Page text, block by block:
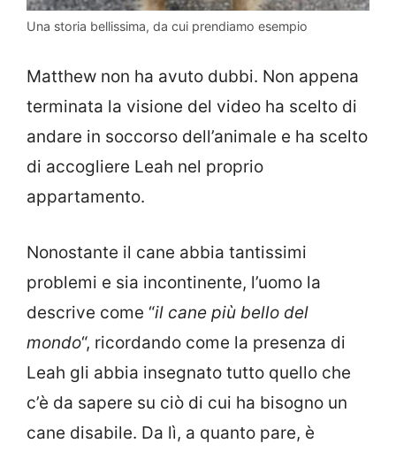
Una storia bellissima, da cui prendiamo esempio
Matthew non ha avuto dubbi. Non appena
terminata la visione del video ha scelto di
andare in soccorso dell’animale e ha scelto
di accogliere Leah nel proprio
appartamento.
Nonostante il cane abbia tantissimi
problemi e sia incontinente, l’uomo la
descrive come “il cane più bello del
mondo“, ricordando come la presenza di
Leah gli abbia insegnato tutto quello che
c’è da sapere su ciò di cui ha bisogno un
cane disabile. Da lì, a quanto pare, è